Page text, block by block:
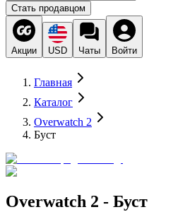
Стать продавцом
Акции USD Чаты Войти
Главная
Каталог
Overwatch 2
Буст
Overwatch 2 - Буст